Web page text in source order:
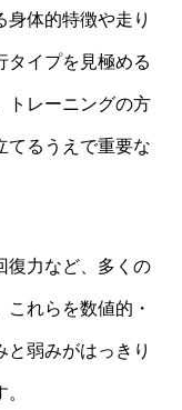
身体的特徴や走り
タイプを見極める
トレーニングの方
てるうえで重要な
復力など、多くの
れらを数値的・
弱みがはっきり